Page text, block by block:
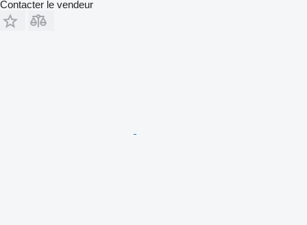
Contacter le vendeur